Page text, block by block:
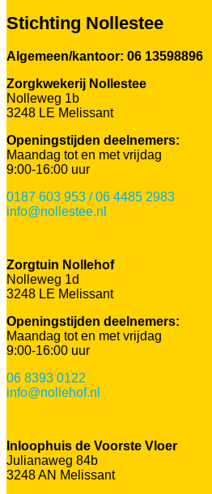
Stichting Nollestee
Algemeen/kantoor: 06 13598896
Zorgkwekerij Nollestee
Nolleweg 1b
3248 LE Melissant
Openingstijden deelnemers:
Maandag tot en met vrijdag
9:00-16:00 uur
0187 603 953 / 06 4485 2983
info@nollestee.nl
Zorgtuin Nollehof
Nolleweg 1d
3248 LE Melissant
Openingstijden deelnemers:
Maandag tot en met vrijdag
9:00-16:00 uur
06 8393 0122
info@nollehof.nl
Inloophuis de Voorste Vloer
Julianaweg 84b
3248 AN Melissant